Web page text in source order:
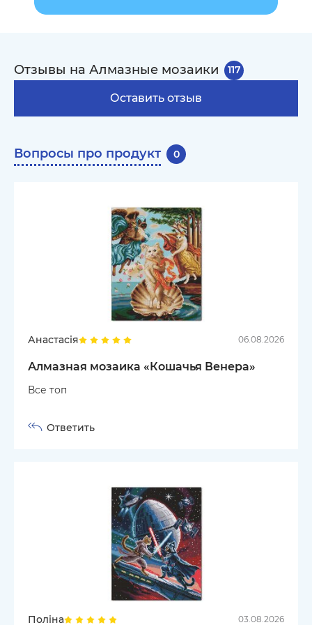
Отзывы на Алмазные мозаики 117
Оставить отзыв
Вопросы про продукт 0
Анастасія 06.08.2026
Алмазная мозаика «Кошачья Венера»
Все топ
Ответить
Поліна 03.08.2026